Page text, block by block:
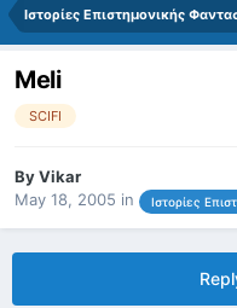
Ιστορίες Επιστημονικής
Meli
SCIFI
ByVikar
May 18, 2005 in Ιστορίες